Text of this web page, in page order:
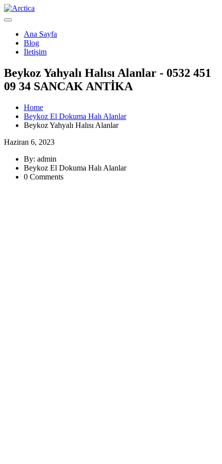
Ana Sayfa
Blog
İletişim
Beykoz Yahyalı Halısı Alanlar - 0532 451
09 34 SANCAK ANTİKA
Home
Beykoz El Dokuma Halı Alanlar
Beykoz Yahyalı Halısı Alanlar
Haziran 6, 2023
By: admin
Beykoz El Dokuma Halı Alanlar
0 Comments